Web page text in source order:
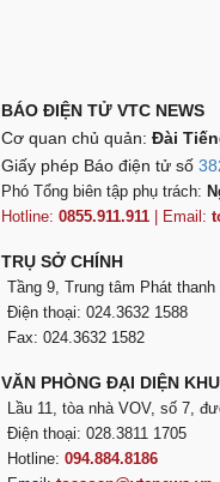
BÁO ĐIỆN TỬ VTC NEWS
Cơ quan chủ quản: Đài
Giấy phép Báo điện tử số
Phó Tổng biên tập phụ trách:
Hotline: 0855.911.911 | Email:
TRỤ SỞ CHÍNH
Tầng 9, Trung tâm Phát
Điện thoại: 024.3632 1588
Fax: 024.3632 1582
VĂN PHÒNG ĐẠI DIỆN
Lầu 11, tòa nhà VOV, số 7,
Điện thoại: 028.3811 1705
Hotline: 094.884.8186